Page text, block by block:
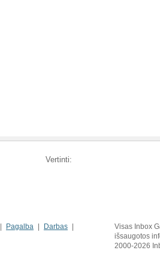
Vertinti:
Pagalba
Darbas
Visas Inbox
išsaugotos
2000-2026